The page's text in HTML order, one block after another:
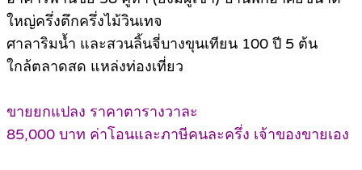
ใหญ่ครึ่งตึกครึ่งไม้วินเทจ
ศาลาริมน้ำ และสวนลิ้นจี่บางขุนเทียน 100 ปี 5 ต้น
ใกล้ตลาดสด แหล่งท่องเที่ยว
ขายยกแปลง ราคาตารางวาละ
85,000 บาท ค่าโอนและภาษีคนละครึ่ง เจ้าของขายเอง